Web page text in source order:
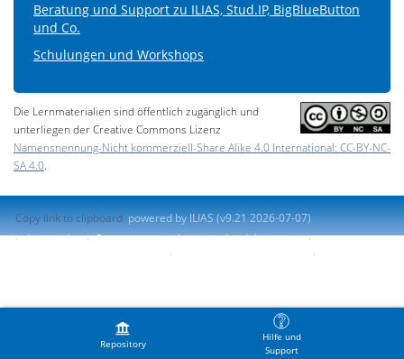
Repository
Hilfe und
Support
Beratung und Support zu ILIAS, Stud.IP, BigBlueButton
und Co.
Schulungen und Workshops
Die Lernmaterialien sind öffentlich zugänglich und
unterliegen der Creative Commons Lizenz
Namensnennung-Nicht kommerziell-Share Alike 4.0 International: CC-BY-NC-
SA 4.0.
Copy link to clipboard powered by ILIAS (v9.21 2026-07-07)
Impresión
Contactar con administrador del sistema